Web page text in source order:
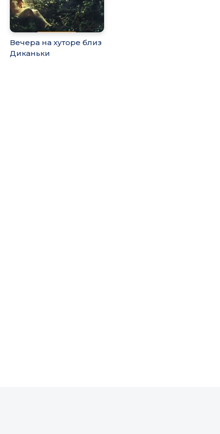
Вечера на хуторе близ
Диканьки